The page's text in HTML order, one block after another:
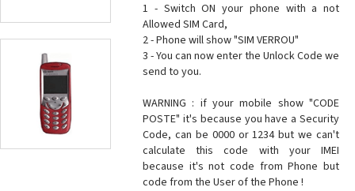
1 - Switch ON your phone with a not
Allowed SIM Card,
2 - Phone will show "SIM VERROU"
3 - You can now enter the Unlock Code we
send to you.
WARNING : if your mobile show "CODE
POSTE" it's because you have a Security
Code, can be 0000 or 1234 but we can't
calculate this code with your IMEI
because it's not code from Phone but
code from the User of the Phone !